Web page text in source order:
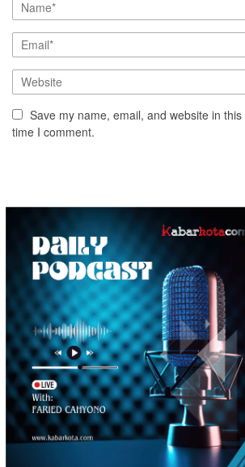
Save my name, email, and website in
time I comment.